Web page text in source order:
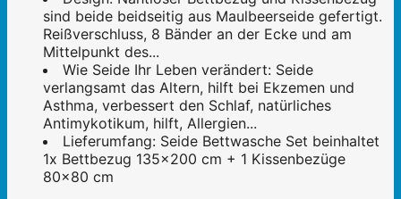
sind beide beidseitig aus Maulbeerseide gefertigt.
Reißverschluss, 8 Bänder an der Ecke und am
Mittelpunkt des...
Wie Seide Ihr Leben verändert: Seide
verlangsamt das Altern, hilft bei Ekzemen und
Asthma, verbessert den Schlaf, natürliches
Antimykotikum, hilft, Allergien...
Lieferumfang: Seide Bettwasche Set beinhaltet
1x Bettbezug 135x200 cm + 1 Kissenbezüge
80x80 cm